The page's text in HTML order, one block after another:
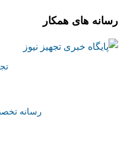
رسانه های همکار
رسانه